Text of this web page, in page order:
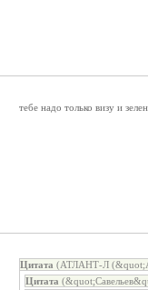
тебе надо только визу и
Цитата (АТЛАНТ-Л
Цитата